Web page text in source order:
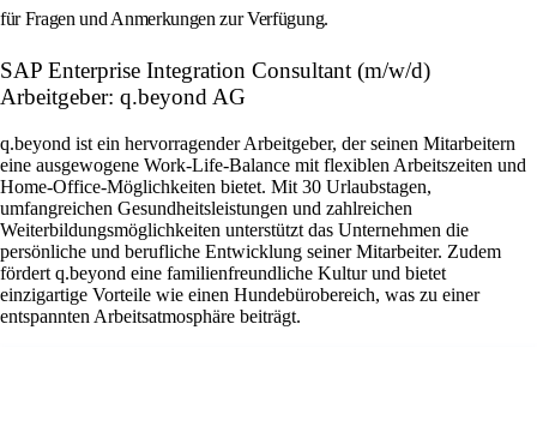
für Fragen und Anmerkungen zur Verfügung.
SAP Enterprise Integration Consultant (m/w/d)
Arbeitgeber: q.beyond AG
q.beyond ist ein hervorragender Arbeitgeber, der seinen Mitarbeitern
eine ausgewogene Work-Life-Balance mit flexiblen Arbeitszeiten und
Home-Office-Möglichkeiten bietet. Mit 30 Urlaubstagen,
umfangreichen Gesundheitsleistungen und zahlreichen
Weiterbildungsmöglichkeiten unterstützt das Unternehmen die
persönliche und berufliche Entwicklung seiner Mitarbeiter. Zudem
fördert q.beyond eine familienfreundliche Kultur und bietet
einzigartige Vorteile wie einen Hundebürobereich, was zu einer
entspannten Arbeitsatmosphäre beiträgt.